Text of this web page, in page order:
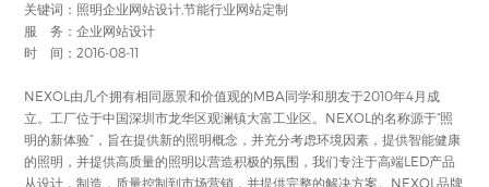
关键词：照明企业网站设计,节能行业网站定制
服 务：企业网站设计
时 间：2016-08-11
NEXOL由几个拥有相同愿景和价值观的MBA同学和朋友于2010年4月成
立。工厂位于中国深圳市龙华区观澜镇大富工业区。NEXOL的名称源于“照
明的新体验”，旨在提供新的照明概念，并充分考虑环境因素，提供智能健康
的照明，并提供高质量的照明以营造积极的氛围，我们专注于高端LED产品
从设计，制造，质量控制到市场营销，并提供完整的解决方案。NEXOL品牌